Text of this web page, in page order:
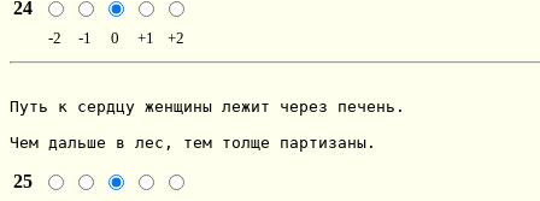
24
-2 -1 0 +1 +2
Путь к сердцу женщины лежит через печень.
Чем дальше в лес, тем толще партизаны.
25